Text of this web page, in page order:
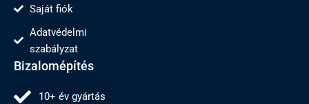
Saját fiók
Adatvédelmi
szabályzat
Bizalomépítés
10+ év gyártás